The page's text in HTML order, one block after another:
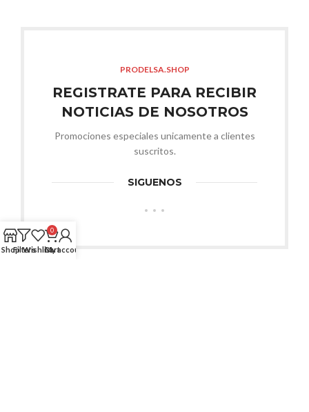
PRODELSA.SHOP
REGISTRATE PARA RECIBIR
NOTICIAS DE NOSOTROS
Promociones especiales unicamente a clientes
suscritos.
SIGUENOS
ShopFiltersWishlist
0
Cart
My account